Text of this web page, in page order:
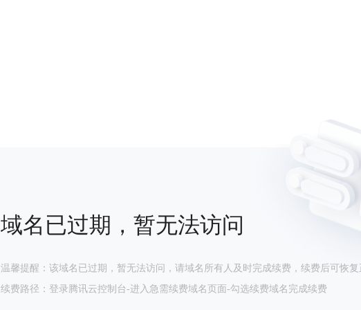
域名已过期，暂无法访问
温馨提醒：该域名已过期，暂无法访问，请域名所有人及时完成续费，续费后可恢复
续费路径：登录腾讯云控制台-进入急需续费域名页面-勾选续费域名完成续费